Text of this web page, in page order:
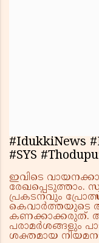
#IdukkiNews
#SYS
ഇവിടെ
രേഖപ്പെടുത്താം.
പ്രകടനവും
കെവാർത്തയുടെ
കണക്കാക്കരുത്.
പരാമർശങ്ങളും
ശക്തമായ